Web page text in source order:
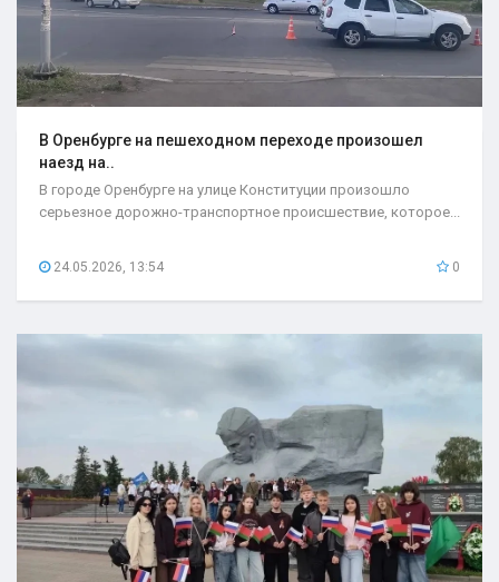
В Оренбурге на пешеходном переходе произошел
наезд на..
В городе Оренбурге на улице Конституции произошло
серьезное дорожно-транспортное происшествие, которое...
24.05.2026, 13:54 0